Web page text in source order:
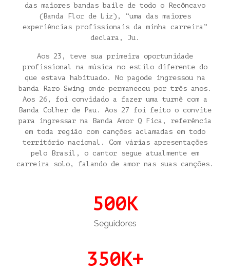
das maiores bandas baile de todo o Recôncavo
(Banda Flor de Liz), “uma das maiores
experiências profissionais da minha carreira”
declara, Ju.
Aos 23, teve sua primeira oportunidade
profissional na música no estilo diferente do
que estava habituado. No pagode ingressou na
banda Raro Swing onde permaneceu por três anos.
Aos 26, foi convidado a fazer uma turnê com a
Banda Colher de Pau. Aos 27 foi feito o convite
para ingressar na Banda Amor Q Fica, referência
em toda região com canções aclamadas em todo
território nacional. Com várias apresentações
pelo Brasil, o cantor segue atualmente em
carreira solo, falando de amor nas suas canções.
500K
Seguidores
350K+